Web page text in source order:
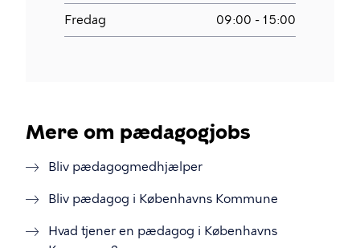
Fredag 09:00 - 15:00
Mere om pædagogjobs
Bliv pædagogmedhjælper
Bliv pædagog i Københavns Kommune
Hvad tjener en pædagog i Københavns